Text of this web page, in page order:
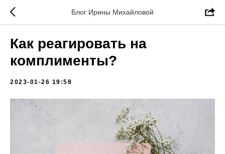
Блог Ирины Михайловой
Как реагировать на
комплименты?
2023-01-26 19:58